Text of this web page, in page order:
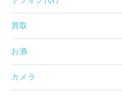
買取
お酒
カメラ